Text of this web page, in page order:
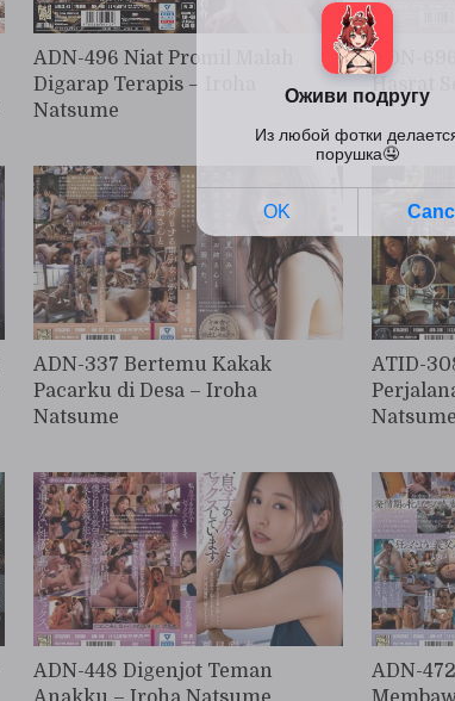
ADN-496 Niat Promil Malah
Digarap Terapis – Iroha
Natsume
ADN-
Hasrat
ADN-337 Bertemu Kakak
Pacarku di Desa – Iroha
Natsume
ATID-
Natsume
ADN-448 Digenjot Teman
ADN-